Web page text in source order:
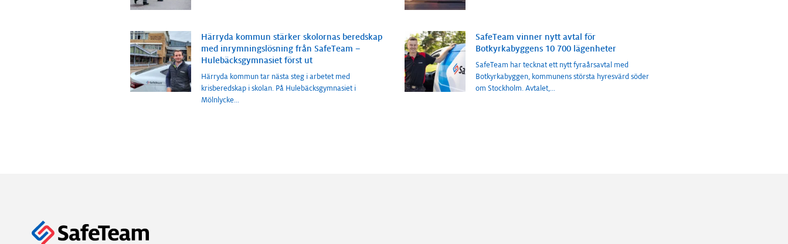
Härryda kommun stärker skolornas beredskap
med inrymningslösning från SafeTeam –
Hulebäcksgymnasiet först ut
Härryda kommun tar nästa steg i arbetet med
krisberedskap i skolan. På Hulebäcksgymnasiet i
Mölnlycke...
SafeTeam vinner nytt avtal för
Botkyrkabyggens 10 700 lägenheter
SafeTeam har tecknat ett nytt fyraårsavtal med
Botkyrkabyggen, kommunens största hyresvärd söder
om Stockholm. Avtalet,...